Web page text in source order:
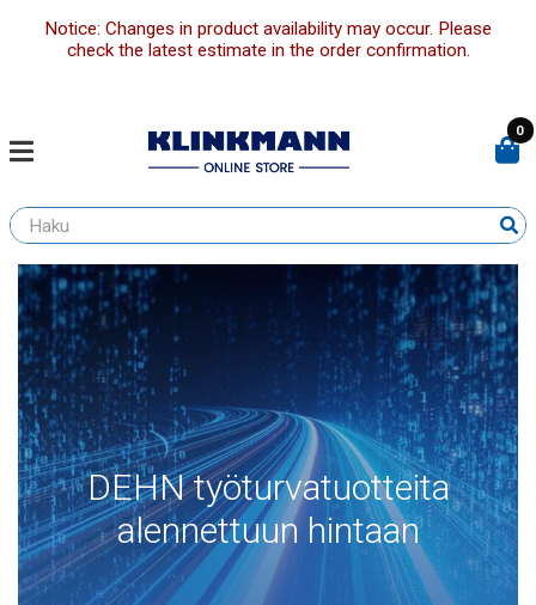
Notice: Changes in product availability may occur. Please
check the latest estimate in the order confirmation.
0
DEHN työturvatuotteita
alennettuun hintaan